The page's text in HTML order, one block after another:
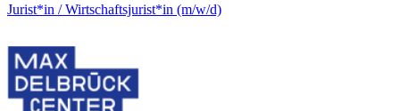
Jurist*in / Wirtschafts­jurist*in (m/w/d)